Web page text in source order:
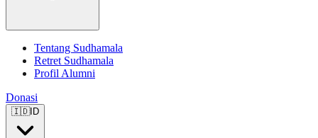
Tentang Sudhamala
Retret Sudhamala
Profil Alumni
Donasi
🇮🇩ID